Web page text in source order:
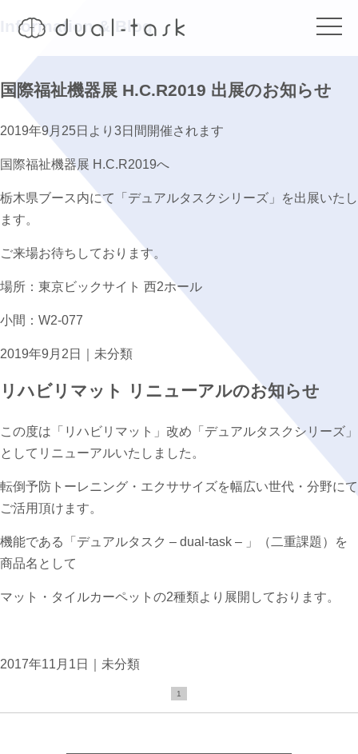
t
o
e
o
Information & Blog
国際福祉機器展 H.C.R2019 出展のお知らせ
2019年9月25日より3日間開催されます
国際福祉機器展 H.C.R2019へ
栃木県ブース内にて「デュアルタスクシリーズ」を出展いたし
ます。
ご来場お待ちしております。
場所：東京ビックサイト 西2ホール
小間：W2-077
2019年9月2日｜ 未分類
リハビリマット リニューアルのお知らせ
この度は「リハビリマット」改め「デュアルタスクシリーズ」
としてリニューアルいたしました。
転倒予防トーレニング・エクササイズを幅広い世代・分野にて
ご活用頂けます。
機能である「デュアルタスク – dual-task – 」（二重課題）を
商品名として
マット・タイルカーペットの2種類より展開しております。
2017年11月1日｜ 未分類
1